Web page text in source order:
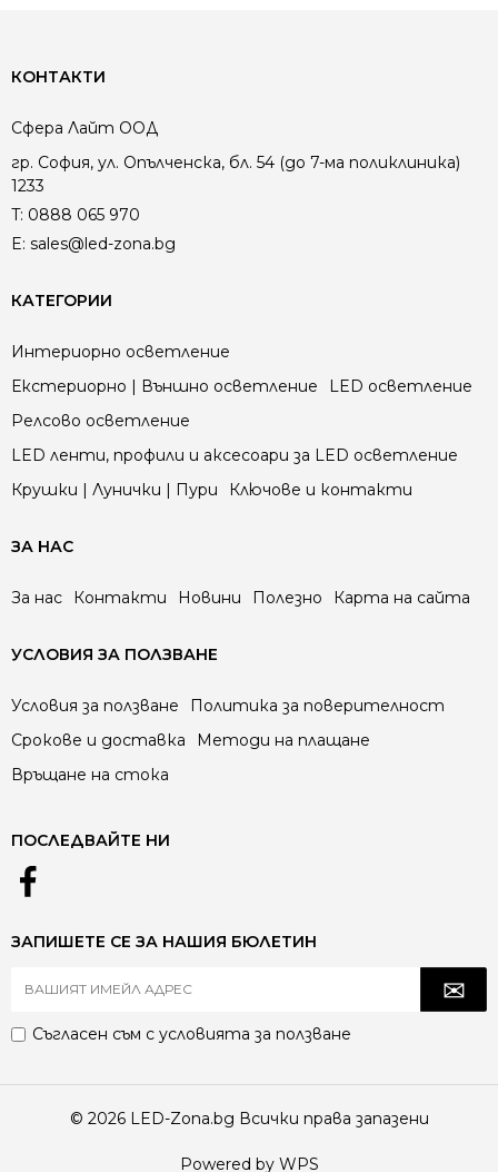
КОНТАКТИ
Сфера Лайт ООД
гр. София, ул. Опълченска, бл. 54 (до 7-ма поликлиника)
1233
T: 0888 065 970
E: sales@led-zona.bg
КАТЕГОРИИ
Интериорно осветление
Екстериорно | Външно осветление
LED осветление
Релсово осветление
LED ленти, профили и аксесоари за LED осветление
Крушки | Лунички | Пури
Ключове и контакти
ЗА НАС
За нас Контакти Новини Полезно Карта на сайта
УСЛОВИЯ ЗА ПОЛЗВАНЕ
Условия за ползване
Политика за поверителност
Срокове и доставка
Методи на плащане
Връщане на стока
ПОСЛЕДВАЙТЕ НИ
ЗАПИШЕТЕ СЕ ЗА НАШИЯ БЮЛЕТИН
Съгласен съм с условията за ползване
© 2026 LED-Zona.bg Всички права запазени
Powered by WPS